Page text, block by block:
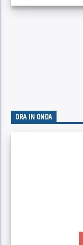
ORA IN ONDA